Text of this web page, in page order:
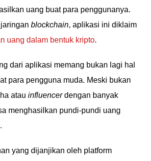
uang buat para penggunanya.
blockchain, aplikasi ini diklaim
uang dalam bentuk kripto.
dari aplikasi memang bukan lagi hal
para pengguna muda. Meski bukan
atau influencerdengan banyak
menghasilkan pundi-pundi uang
yang dijanjikan oleh platform